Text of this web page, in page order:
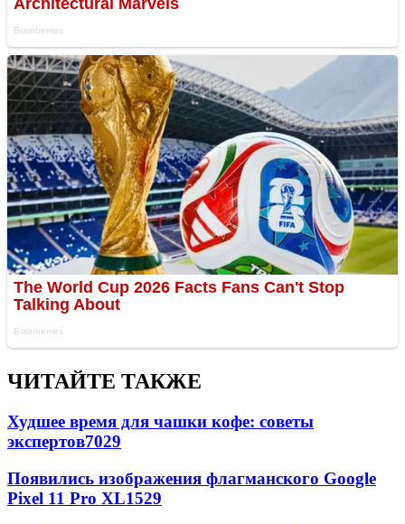
ЧИТАЙТЕ ТАКЖЕ
Худшее время для чашки кофе: советы
экспертов7029
Появились изображения флагманского Google
Pixel 11 Pro XL1529